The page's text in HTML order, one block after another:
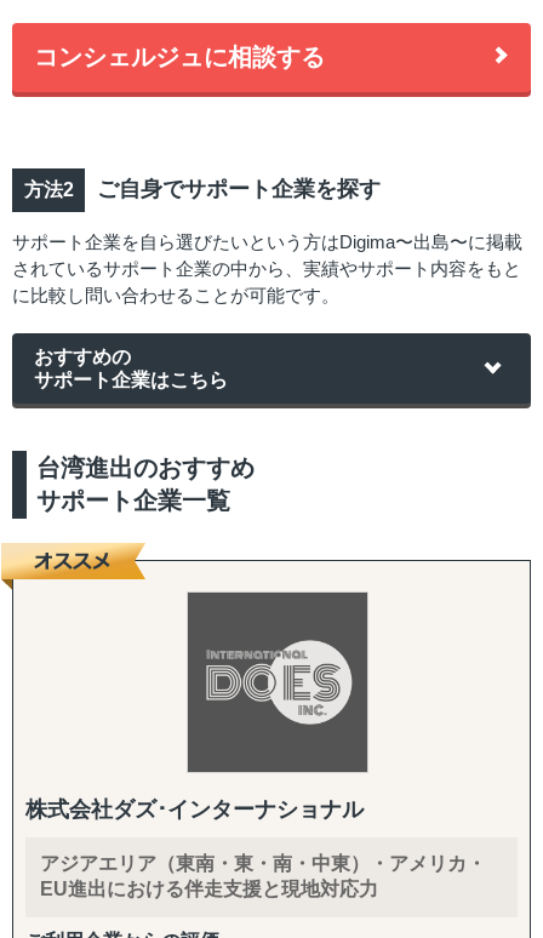
コンシェルジュに相談する
ご自身でサポート企業を探す
サポート企業を自ら選びたいという方はDigima〜出島〜に掲載
されているサポート企業の中から、実績やサポート内容をもと
に比較し問い合わせることが可能です。
おすすめの
サポート企業はこちら
台湾進出のおすすめ
サポート企業一覧
株式会社ダズ･インターナショナル
アジアエリア（東南・東・南・中東）・アメリカ・
EU進出における伴走支援と現地対応力